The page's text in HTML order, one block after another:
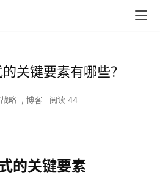
关键要素有哪些？
略 , 博客 阅读 44
的关键要素